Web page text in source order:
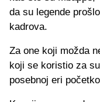
da su legende
kadrova.
Za one koji možda
koji se koristio za
posebnoj eri